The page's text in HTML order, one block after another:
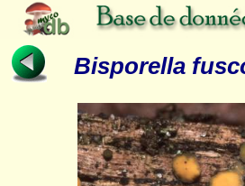
Bisporella